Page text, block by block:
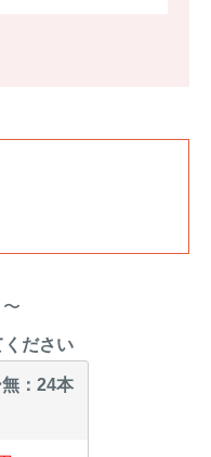
〜
ください
：24本